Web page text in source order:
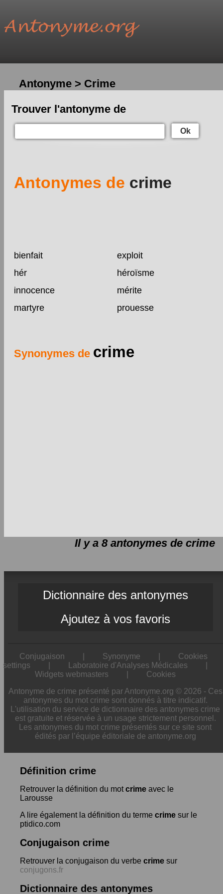
Antonyme > Crime
Trouver l'antonyme de
Ok
Antonymes de crime
bienfait
exploit
hér
héroïsme
innocence
mérite
martyre
prouesse
Synonymes de crime
Il y a 8 antonymes de crime
Dictionnaire des antonymes
Ajoutez à vos favoris
Conjugaison Synonyme
Cookies
settings
Laboratoire d'Analyses Médicales
Widgets webmasters
Cookies
Antonyme de crime présenté par Antonyme.org © 2026 - Ces
antonymes du mot crime sont donnés à titre indicatif.
L'utilisation du service de dictionnaire des antonymes crime
est gratuite et réservée à un usage strictement personnel.
Les antonymes du mot crime présentés sur ce site sont
édités par l’équipe éditoriale de antonyme.org
Définition crime
Retrouver la définition du motcrime avec le
Larousse
A lire également la définition du terme crime sur le
ptidico.com
Conjugaison crime
Retrouver la conjugaison du verbe crime sur
conjugons.fr
Dictionnaire des antonymes